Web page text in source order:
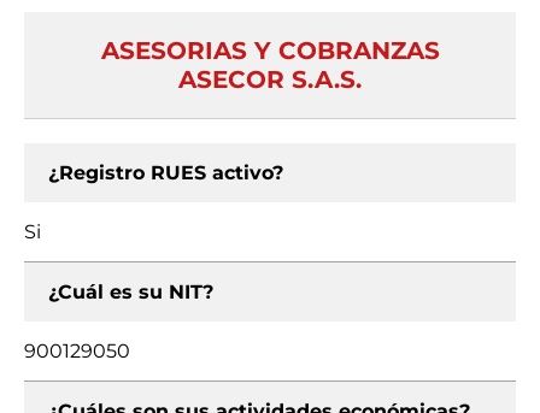
ASESORIAS Y COBRANZAS
ASECOR S.A.S.
¿Registro RUES activo?
Si
¿Cuál es su NIT?
900129050